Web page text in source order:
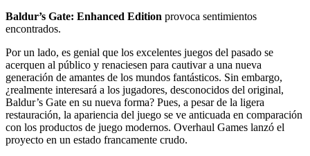
Baldur’s Gate: Enhanced Edition provoca sentimientos
encontrados.
Por un lado, es genial que los excelentes juegos del pasado se
acerquen al público y renaciesen para cautivar a una nueva
generación de amantes de los mundos fantásticos. Sin embargo,
¿realmente interesará a los jugadores, desconocidos del original,
Baldur’s Gate en su nueva forma? Pues, a pesar de la ligera
restauración, la apariencia del juego se ve anticuada en comparación
con los productos de juego modernos. Overhaul Games lanzó el
proyecto en un estado francamente crudo.